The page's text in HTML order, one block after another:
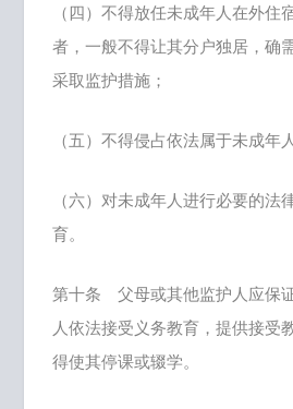
（四）不得放任未成年人在外住
者，一般不得让其分户独居，确
采取监护措施；
（五）不得侵占依法属于未成年
（六）对未成年人进行必要的法
育。
第十条 父母或其他监护人应保
人依法接受义务教育，提供接受
得使其停课或辍学。